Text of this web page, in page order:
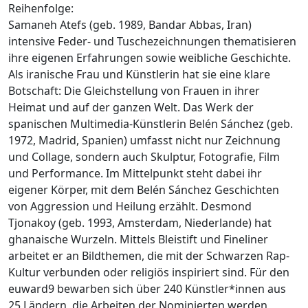
Reihenfolge:
Samaneh Atefs (geb. 1989, Bandar Abbas, Iran)
intensive Feder- und Tusche­zeichnungen thematisieren
ihre eigenen Erfahrungen sowie weibliche Geschichte.
Als iranische Frau und Künstlerin hat sie eine klare
Botschaft: Die Gleichstellung von Frauen in ihrer
Heimat und auf der ganzen Welt. Das Werk der
spanischen Multimedia-Künstlerin Belén Sánchez (geb.
1972, Madrid, Spanien) umfasst nicht nur Zeichnung
und Collage, sondern auch Skulptur, Fotografie, Film
und Performance. Im Mittelpunkt steht dabei ihr
eigener Körper, mit dem Belén Sánchez Geschichten
von Aggression und Heilung erzählt. Desmond
Tjonakoy (geb. 1993, Amsterdam, Niederlande) hat
ghanaische Wurzeln. Mittels Bleistift und Fineliner
arbeitet er an Bildthemen, die mit der Schwarzen Rap-
Kultur verbunden oder religiös inspiriert sind. Für den
euward9 bewarben sich über 240 Künstler*innen aus